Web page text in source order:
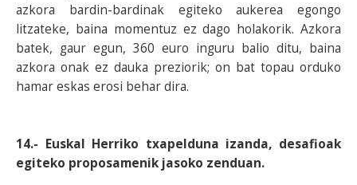
azkora bardin-bardinak egiteko aukerea egongo
litzateke, baina momentuz ez dago holakorik. Azkora
batek, gaur egun, 360 euro inguru balio ditu, baina
azkora onak ez dauka preziorik; on bat topau orduko
hamar eskas erosi behar dira.
14.- Euskal Herriko txapelduna izanda, desafioak
egiteko proposamenik jasoko zenduan.